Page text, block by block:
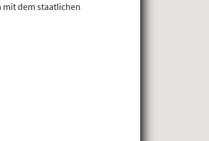
dem staatlichen